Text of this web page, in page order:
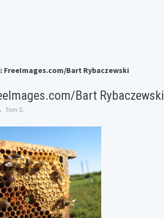
FreeImages.com/Bart Rybaczewski
Bart Rybaczewski
Tom S.